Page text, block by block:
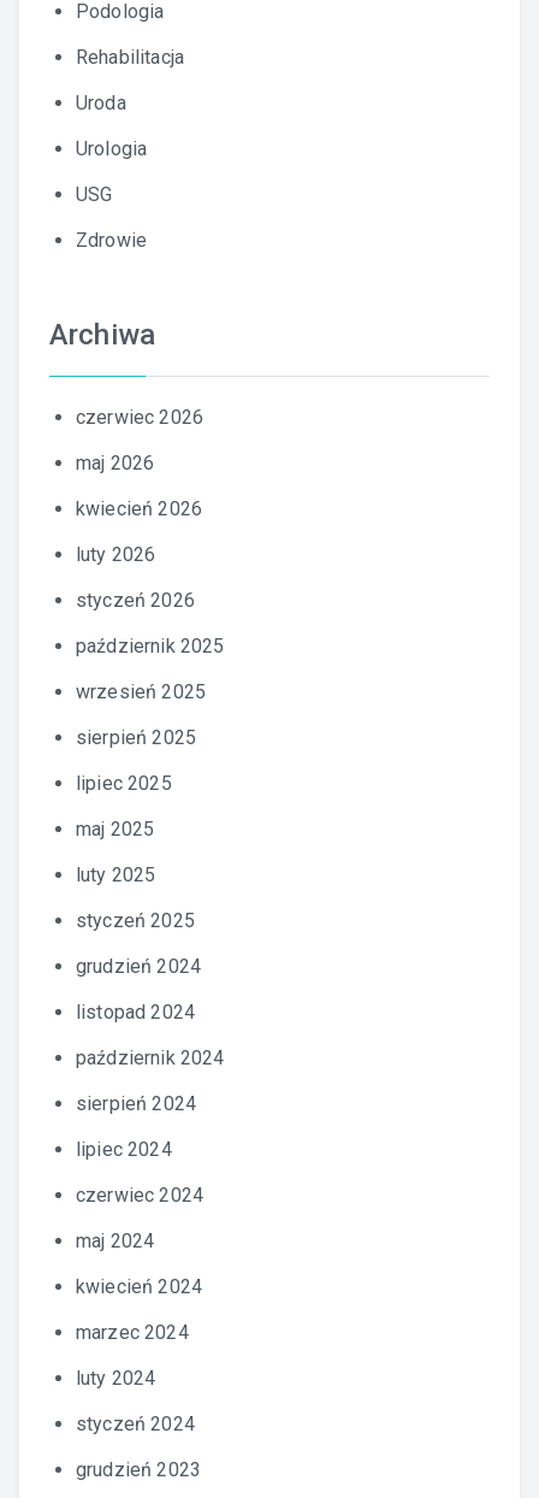
Podologia
Rehabilitacja
Uroda
Urologia
USG
Zdrowie
Archiwa
czerwiec 2026
maj 2026
kwiecień 2026
luty 2026
styczeń 2026
październik 2025
wrzesień 2025
sierpień 2025
lipiec 2025
maj 2025
luty 2025
styczeń 2025
grudzień 2024
listopad 2024
październik 2024
sierpień 2024
lipiec 2024
czerwiec 2024
maj 2024
kwiecień 2024
marzec 2024
luty 2024
styczeń 2024
grudzień 2023